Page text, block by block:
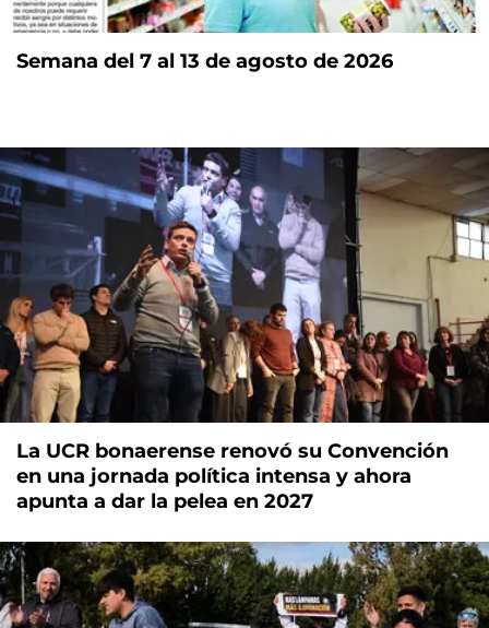
Semana del 7 al 13 de agosto de 2026
La UCR bonaerense renovó su Convención
en una jornada política intensa y ahora
apunta a dar la pelea en 2027